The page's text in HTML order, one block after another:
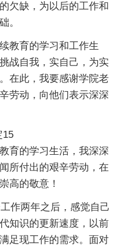
欠缺，为以后的工作和
。
教育的学习和工作生
战自我，实自己，为实
在此，我要感谢学院老
劳动，向他们表示深深
育的学习生活，我深深
所付出的艰辛劳动，在
高的敬意！
作两年之后，感觉自己
知识的更新速度，以前
足现工作的需求。面对
15